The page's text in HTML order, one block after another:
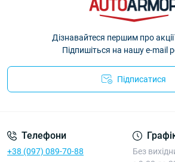
Дізнавайтеся першим про
Підпишіться на нашу e-mail
Підписатися
Телефони
+38 (097) 089-70-88
Без